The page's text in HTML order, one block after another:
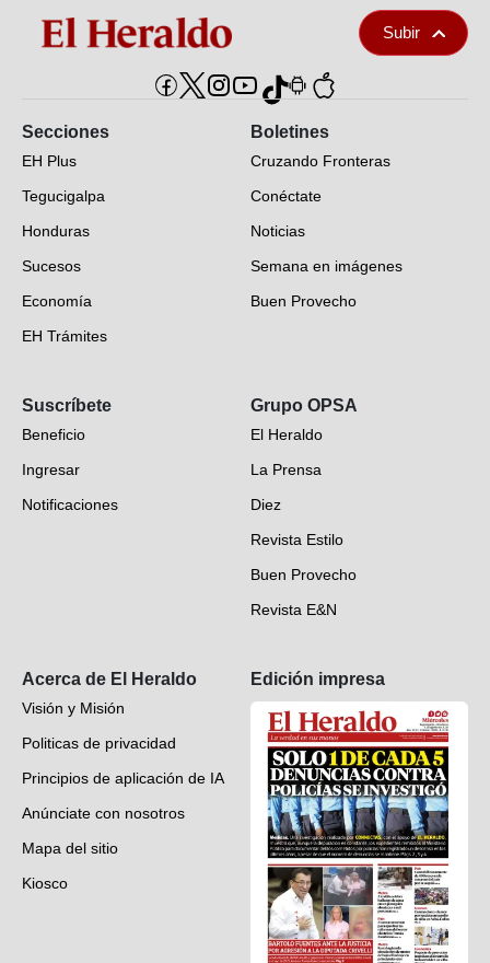
Subir
Secciones
EH Plus
Tegucigalpa
Honduras
Sucesos
Economía
EH Trámites
EH Verifica
Fotogalerías
Deportes
Videos
Boletines
Cruzando Fronteras
Conéctate
Noticias
Semana en imágenes
Buen Provecho
Suscríbete
Beneficio
Ingresar
Notificaciones
Grupo OPSA
El Heraldo
La Prensa
Diez
Revista Estilo
Buen Provecho
Revista E&N
Acerca de El Heraldo
Visión y Misión
Politicas de privacidad
Principios de aplicación de IA
Anúnciate con nosotros
Mapa del sitio
Kiosco
Edición impresa